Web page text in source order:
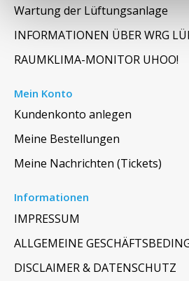
Wartung der Lüftungsanlage
INFORMATIONEN ÜBER WRG
RAUMKLIMA-MONITOR UHOO!
Mein Konto
Kundenkonto anlegen
Meine Bestellungen
Meine Nachrichten (Tickets)
Informationen
IMPRESSUM
ALLGEMEINE
DISCLAIMER & DATENSCHUTZ